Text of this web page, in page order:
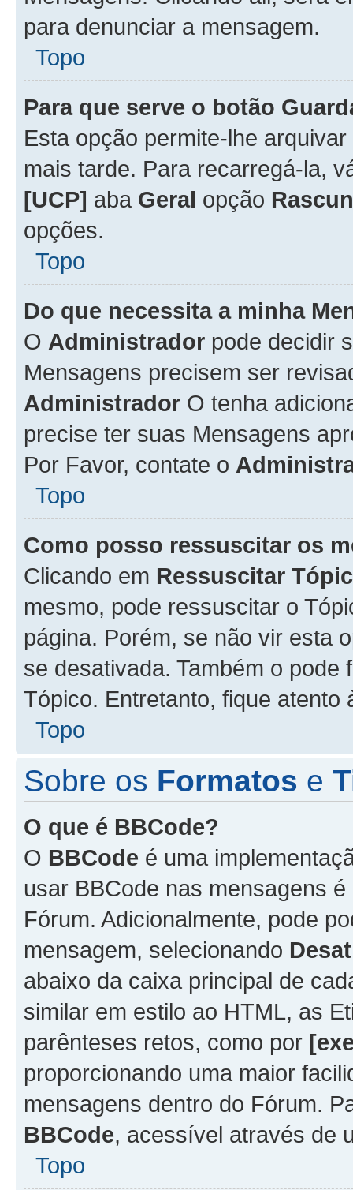
para denunciar a mensagem.
Topo
Para que serve o botão
Esta opção permite-lhe
mais tarde. Para recarregá-la,
[UCP] aba Geral opção
opções.
Topo
Do que necessita a minha
O Administrador pode decidir
Mensagens precisem ser
Administrador O tenha
precise ter suas Mensagens
Por Favor, contate o
Topo
Como posso ressuscitar os
Clicando em Ressuscitar
mesmo, pode ressuscitar o
página. Porém, se não vir esta
se desativada. Também o
Tópico. Entretanto, fique atento
Topo
Sobre os Formatos e
O que é BBCode?
O BBCode é uma
usar BBCode nas mensagens
Fórum. Adicionalmente, pode
mensagem, selecionando
abaixo da caixa principal de
similar em estilo ao HTML, as
parênteses retos, como por
proporcionando uma maior
mensagens dentro do Fórum.
BBCode, acessível através de
Topo